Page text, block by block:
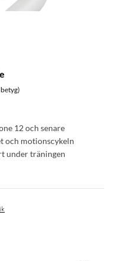
12 och senare
och motionscykeln
under träningen